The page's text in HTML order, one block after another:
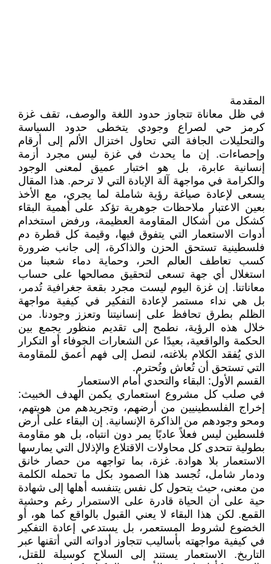
المقدمة
في ظل معاناة تتجاوز حدود اللغة والوصف، تقف غزة
كرمز حي لصراع وجودي يتخطى حدود السياسة
والتحليلات الجافة التي تحاول اختزال الألم إلى أرقام
وإحصاءات. إن ما يحدث في غزة ليس مجرد أزمة
إنسانية عابرة، بل هو اختبار عميق لمعنى الوجود
والكرامة في مواجهة آلة الإبادة التي لا ترحم. هذا المقال
يسعى لإعادة صياغة رؤية شاملة لما يجري، مع الأخذ
بعين الاعتبار ملاحظات جوهرية تؤكد على أهمية البقاء
كشكل من أشكال المقاومة العظيمة، ورفض استخدام
أدوات الاستعمار التي يتفوق فيها، وقيمة كل قطرة دم
فلسطينية تستحق الحزن والذاكرة، إلى جانب ضرورة
كسب تعاطف العالم الحر، وحماية دماء شعبنا من
استغلال أي جهة تسعى لتحقيق مصالحها على حساب
معاناتنا. إن غزة اليوم ليست مجرد بقعة جغرافية تُدمر،
بل هي نداء مستمر لإعادة التفكير في كيفية مواجهة
الظلم بطرق تحافظ على إنسانيتنا وتعزز وجودنا. من
خلال هذه الرؤية، نطمح إلى تقديم منظور يجمع بين
الحكمة والواقعية، بعيدًا عن الشعارات الجوفاء أو التكرار
الذي يُفقد الكلام بلاغته، لنصل إلى فهم أعمق للمقاومة
التي تستحق أن تُعاش وتُحترم.
القسم الأول: البقاء والتحدي أمام الاستعمار
في صلب كل مشروع استعماري يكمن الهدف الخبيث:
إخراج الفلسطينيين من أرضهم، وتجريدهم من هويتهم،
ومحو وجودهم من الذاكرة الإنسانية. إن البقاء على أرض
فلسطين ليس فعلاً عاديًا يمر دون انتباه، بل هو مقاومة
بطولية تتحدى كل محاولات الاقتلاع والإذلال التي يمارسها
الاستعمار بلا هوادة. غزة، بما تواجهه من حصار خانق
ودمار شامل، تُجسد هذا الصمود بكل ما تحمله الكلمة
من معنى، حيث يتحول كل نفس يتنفسه أهلها إلى شهادة
حية على أن الحياة قادرة على الاستمرار رغم وحشية
القمع. لكن هذا البقاء لا يعني القبول بالواقع كما هو، أو
الخضوع لشروط المستعمر، بل يستدعي إعادة التفكير
في كيفية مواجهته بأساليب تتجاوز أدواته التي أتقنها عبر
التاريخ. الاستعمار يستند إلى السلاح كوسيلة للقتل،